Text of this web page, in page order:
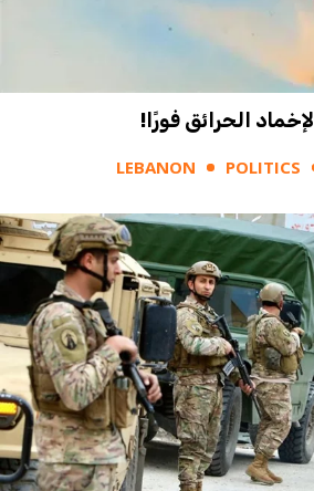
الحرائق فورًا!
LEBANON POLITICS